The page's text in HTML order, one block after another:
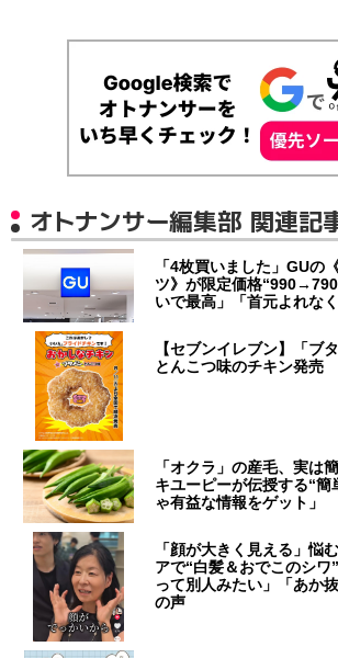
オトナンサー編集部 関連記
「4枚買いました」GUの
ツ》が限定価格
いで最高」「首元よれな
【セブンイレブン】「ブ
とんこつ味のチキン発売
「オクラ」の産毛、実は
キユーピーが伝授する“簡
ゃ有益な情報をゲット」
「顔が大きく見える」悩
アで“白髪＆おでこのシワ
って別人みたい」「あか
の声